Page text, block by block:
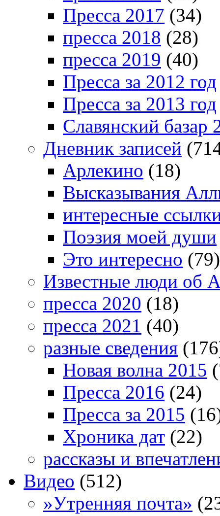
Пресса 2017 (34)
пресса 2018 (28)
пресса 2019 (40)
Пресса за 2012 год
Пресса за 2013 год
Славянский базар
Дневник записей
Арлекино (18)
Высказывания
интересные
Поэзия моей души
Это интересно (79)
Известные люди об
пресса 2020 (18)
пресса 2021 (40)
разные сведения
Новая волна 2015
Пресса 2016 (24)
Пресса за 2015
Хроника дат (22)
рассказы и
Видео (512)
»Утренняя почта»